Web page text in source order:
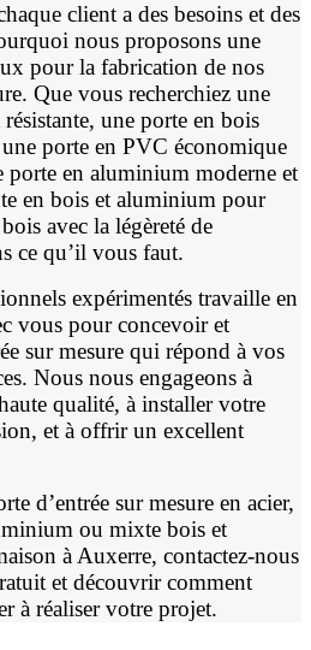
client a des besoins et des
nous proposons une
pour la fabrication de nos
Que vous recherchiez une
une porte en bois
une porte en PVC économique
porte en aluminium moderne et
en bois et aluminium pour
avec la légèreté de
ce qu’il vous faut.
expérimentés travaille en
vous pour concevoir et
sur mesure qui répond à vos
Nous nous engageons à
qualité, à installer votre
et à offrir un excellent
d’entrée sur mesure en acier,
ou mixte bois et
à Auxerre, contactez-nous
et découvrir comment
à réaliser votre projet.